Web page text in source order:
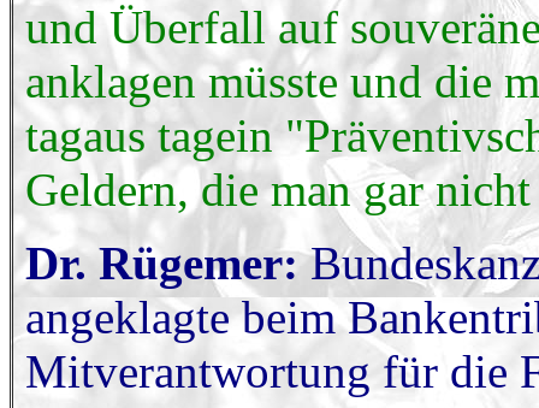
und Überfall auf
anklagen müsste und die
tagaus tagein
Geldern, die man gar nicht
Dr. Rügemer:
angeklagte beim
Mitverantwortung für die